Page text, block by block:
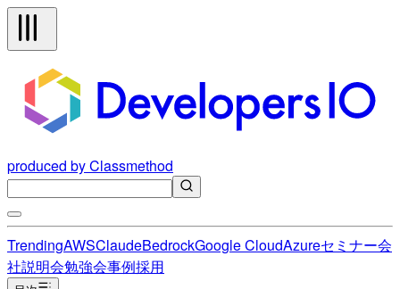
produced by Classmethod
TrendingAWSClaudeBedrockGoogle CloudAzureセミナー会
社説明会勉強会事例採用